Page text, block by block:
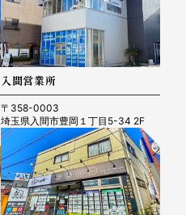
入間営業所
〒358-0003
埼玉県入間市豊岡１丁目5-34 2F